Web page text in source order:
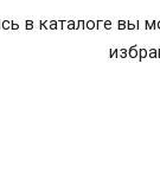
в каталоге вы